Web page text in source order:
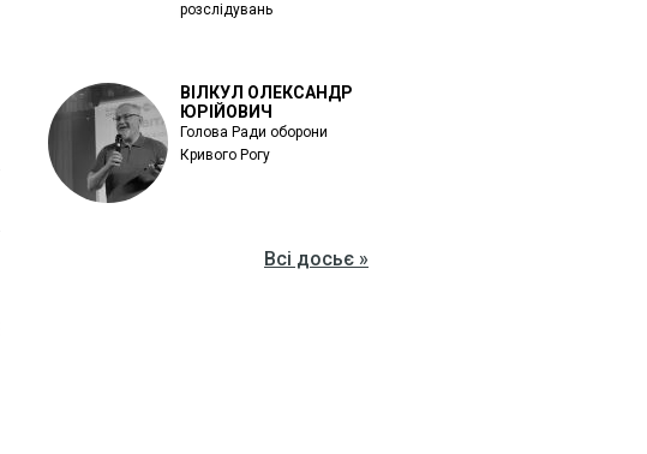
розслідувань
ВІЛКУЛ ОЛЕКСАНДР
ЮРІЙОВИЧ
Голова Ради оборони
Кривого Рогу
Всі досьє »